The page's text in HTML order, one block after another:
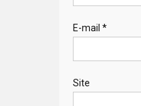
E-mail *
Site